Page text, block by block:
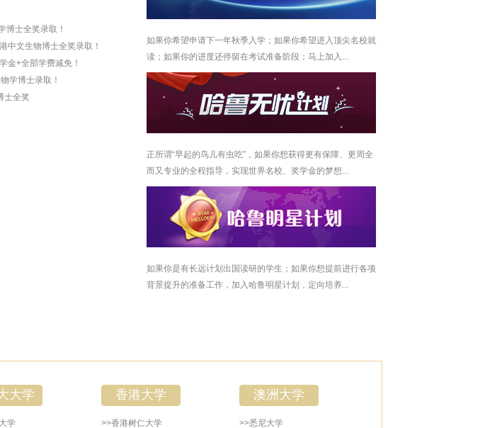
博士全奖录取！
中文生物博士全奖录取！
金+全部学费减免！
学博士录取！
士全奖
如果你希望申请下一年秋季入学；如果你希望进入顶尖名校就
读；如果你的进度还停留在考试准备阶段；马上加入...
正所谓“早起的鸟儿有虫吃”，如果你想获得更有保障、更周全
而又专业的全程指导，实现世界名校、奖学金的梦想...
如果你是有长远计划出国读研的学生；如果你想提前进行各项
背景提升的准备工作，加入哈鲁明星计划，定向培养...
大学
学
香港大学
>>香港树仁大学
澳洲大学
>>悉尼大学